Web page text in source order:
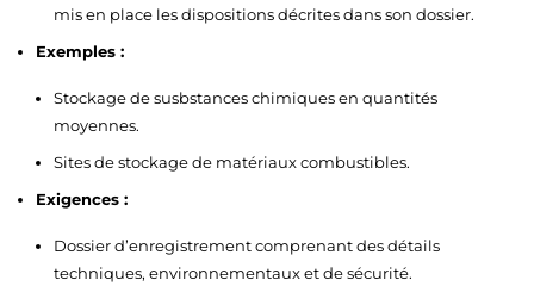
mis en place les dispositions décrites dans son dossier.
Exemples :
Stockage de susbstances chimiques en quantités
moyennes.
Sites de stockage de matériaux combustibles.
Exigences :
Dossier d’enregistrement comprenant des détails
techniques, environnementaux et de sécurité.